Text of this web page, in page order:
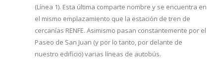
(Línea 1). Esta última comparte nombre y se encuentra en
el mismo emplazamiento que la estación de tren de
cercanías RENFE. Asimismo pasan constantemente por el
Paseo de San Juan (y por lo tanto, por delante de
nuestro edificio) varias líneas de autobús.